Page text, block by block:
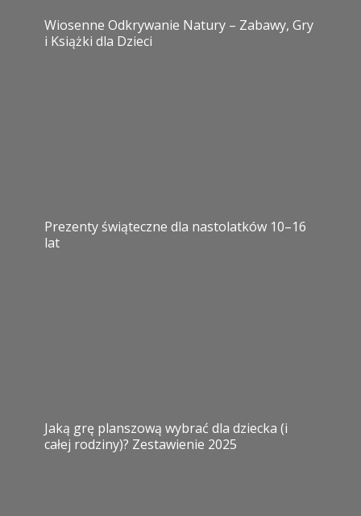
Wiosenne Odkrywanie Natury – Zabawy, Gry
i Książki dla Dzieci
Prezenty świąteczne dla nastolatków 10–16
lat
Jaką grę planszową wybrać dla dziecka (i
całej rodziny)? Zestawienie 2025